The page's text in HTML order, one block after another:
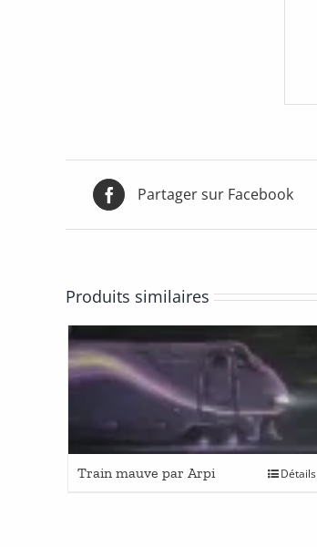
Partager sur Facebook
Produits similaires
Train mauve par Arpi Détails